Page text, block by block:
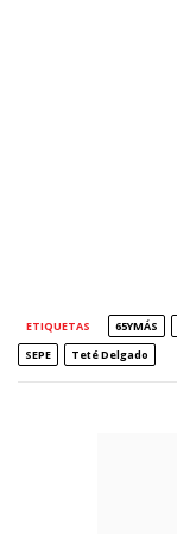
ETIQUETAS 65YMÁS
SEPE
Teté Delgado